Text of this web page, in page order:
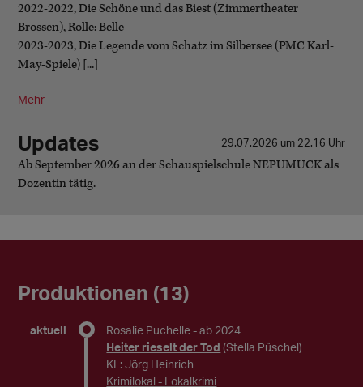
2022-2022, Die Schöne und das Biest (Zimmertheater
Brossen), Rolle: Belle
2023-2023, Die Legende vom Schatz im Silbersee (PMC Karl-
May-Spiele) [...]
Mehr
Updates 29.07.2026 um 22.16 Uhr
Ab September 2026 an der Schauspielschule NEPUMUCK als
Dozentin tätig.
Produktionen (13)
aktuell Rosalie Puchelle - ab 2024
Heiter rieselt der Tod (Stella Püschel)
KL: Jörg Heinrich
Krimilokal - Lokalkrimi